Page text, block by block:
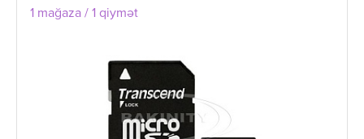
1 mağaza / 1 qiymət